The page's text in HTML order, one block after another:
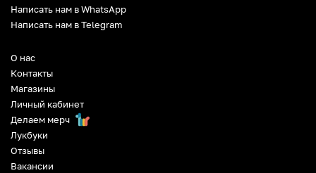
О нас
Контакты
Магазины
Личный кабинет
Делаем мерч
Лукбуки
Отзывы
Вакансии
Написать нам в WhatsApp
Написать нам в Telegram